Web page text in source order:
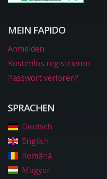
MEIN FAPIDO
Anmelden
Kostenlos registrieren
Passwort verloren?
SPRACHEN
Deutsch
English
Română
Magyar